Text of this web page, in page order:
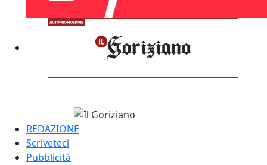
REDAZIONE
Scriveteci
Pubblicità